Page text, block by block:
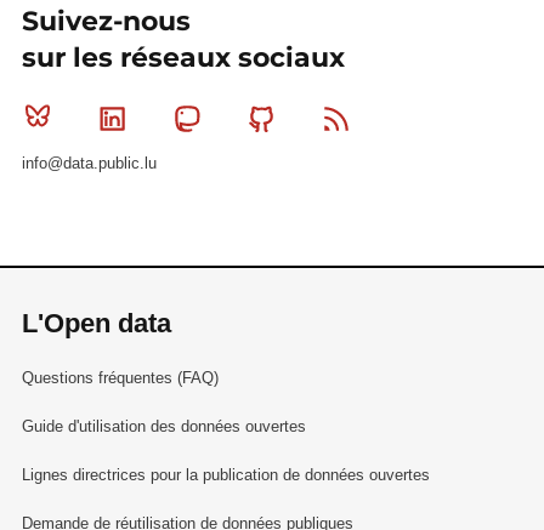
Suivez-nous
sur les réseaux sociaux
Bluesky Linkedin MastodonGithub
info@data.public.lu
L'Open data
Questions fréquentes (FAQ)
Guide d'utilisation des données ouvertes
Lignes directrices pour la publication de données ouvertes
Demande de réutilisation de données publiques